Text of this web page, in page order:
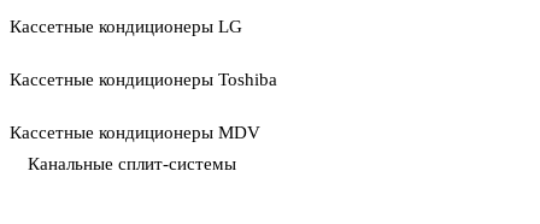
Кассетные кондиционеры LG
Кассетные кондиционеры Toshiba
Кассетные кондиционеры MDV
Канальные сплит-системы